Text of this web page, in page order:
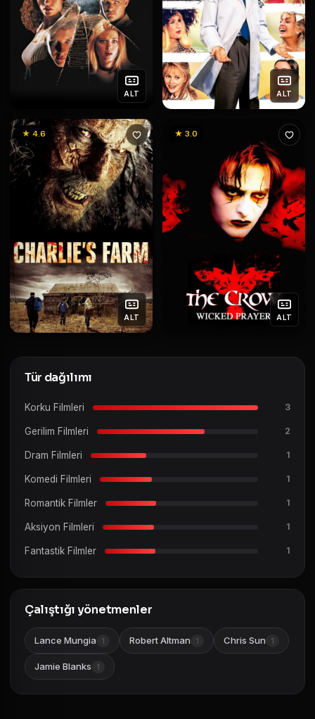
ALT ALT
★ 4.6
ALT
★ 3.0
ALT
Tür dağılımı
Korku Filmleri 3
Gerilim Filmleri 2
Dram Filmleri 1
Komedi Filmleri 1
Romantik Filmler 1
Aksiyon Filmleri 1
Fantastik Filmler 1
Çalıştığı yönetmenler
Lance Mungia 1 Robert Altman 1 Chris Sun 1
Jamie Blanks 1